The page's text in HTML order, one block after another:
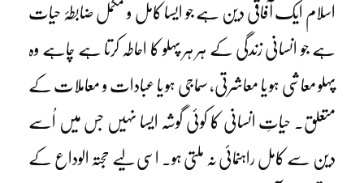
اسلام ایک آفاقی دین ہے جو ایسا کامل و مکمل ضابطۂ حیات
ہے جو انسانی زندگی کے ہر ہر پہلو کا احاطہ کرتا ہے چاہے وہ
پہلو معاشی ہو یا معاشرتی، سماجی ہو یا عبادات و معاملات کے
متعلق۔ حیاتِ انسانی کا کوئی گوشہ ایسا نہیں جس میں اُسے
دین سے کامل راہنمائی نہ ملتی ہو۔ اسی لیے حجتہ الوداع کے